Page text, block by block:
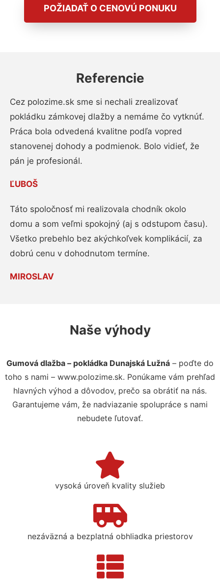
POŽIADAŤ O CENOVÚ PONUKU
Referencie
Cez polozime.sk sme si nechali zrealizovať
pokládku zámkovej dlažby a nemáme čo vytknúť.
Práca bola odvedená kvalitne podľa vopred
stanovenej dohody a podmienok. Bolo vidieť, že
pán je profesionál.
ĽUBOŠ
Táto spoločnosť mi realizovala chodník okolo
domu a som veľmi spokojný (aj s odstupom času).
Všetko prebehlo bez akýchkoľvek komplikácií, za
dobrú cenu v dohodnutom termíne.
MIROSLAV
Naše výhody
Gumová dlažba – pokládka Dunajská Lužná – poďte do
toho s nami – www.polozime.sk. Ponúkame vám prehľad
hlavných výhod a dôvodov, prečo sa obrátiť na nás.
Garantujeme vám, že nadviazanie spolupráce s nami
nebudete ľutovať.
vysoká úroveň kvality služieb
nezáväzná a bezplatná obhliadka priestorov